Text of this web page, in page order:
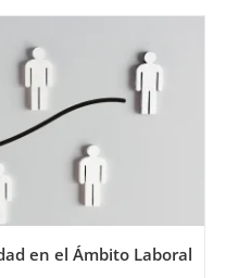
en el Ámbito Laboral